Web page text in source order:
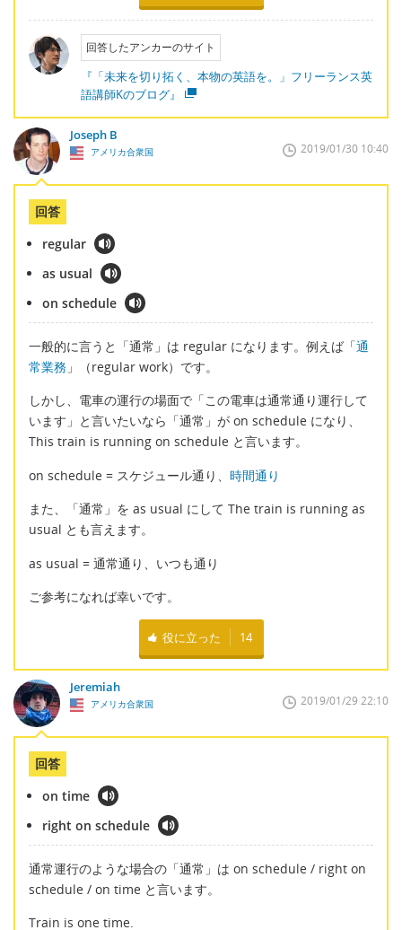
回答したアンカーのサイト
『「未来を切り拓く、本物の英語を。」フリーランス英
語講師Kのブログ』
Joseph B
アメリカ合衆国 2019/01/30 10:40
回答
regular
as usual
on schedule
一般的に言うと「通常」は regular になります。例えば「通
常業務 」（regular work）です。
しかし、電車の運行の場面で「この電車は通常通り運行して
います」と言いたいなら「通常」が on schedule になり、
This train is running on schedule と言います。
on schedule = スケジュール通り、 時間通り
また、「通常」を as usual にして The train is running as
usual とも言えます。
as usual = 通常通り、いつも通り
ご参考になれば幸いです。
役に立った 14
Jeremiah
アメリカ合衆国 2019/01/29 22:10
回答
on time
right on schedule
通常運行のような場合の「通常」は on schedule / right on
schedule / on time と言います。
Train is one time.